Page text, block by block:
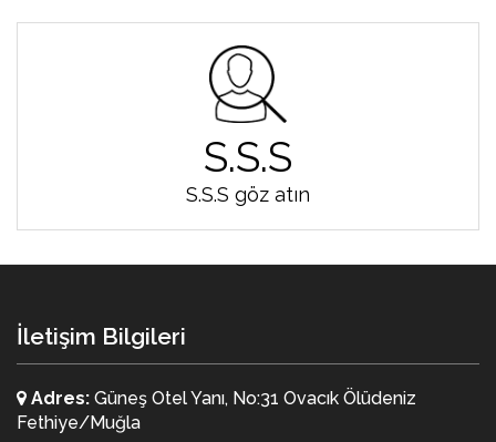
S.S.S
S.S.S göz atın
İletişim Bilgileri
Adres: Güneş Otel Yanı, No:31 Ovacık Ölüdeniz
Fethiye/Muğla